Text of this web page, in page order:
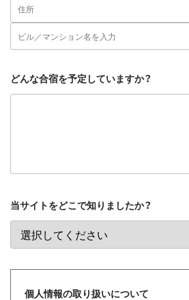
どんな合宿を予定していますか？
当サイトをどこで知りましたか？
個人情報の取り扱いについて